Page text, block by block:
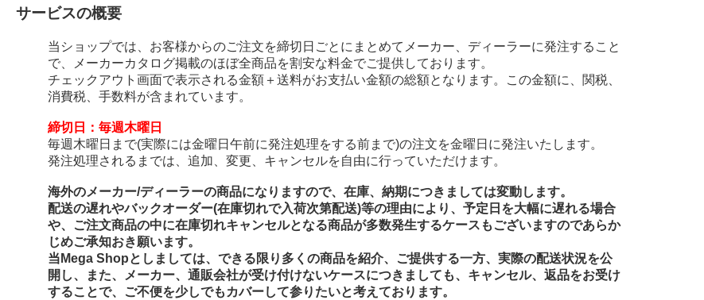
サービスの概要
当ショップでは、お客様からのご注文を締切日ごとにまとめてメーカー、ディーラーに発注すること
で、メーカーカタログ掲載のほぼ全商品を割安な料金でご提供しております。
チェックアウト画面で表示される金額＋送料がお支払い金額の総額となります。この金額に、関税、
消費税、手数料が含まれています。
締切日：毎週木曜日
毎週木曜日まで(実際には金曜日午前に発注処理をする前まで)の注文を金曜日に発注いたします。
発注処理されるまでは、追加、変更、キャンセルを自由に行っていただけます。
海外のメーカー/ディーラーの商品になりますので、在庫、納期につきましては変動します。
配送の遅れやバックオーダー(在庫切れで入荷次第配送)等の理由により、予定日を大幅に遅れる場合
や、ご注文商品の中に在庫切れキャンセルとなる商品が多数発生するケースもございますのであらか
じめご承知おき願います。
当Mega Shopとしましては、できる限り多くの商品を紹介、ご提供する一方、実際の配送状況を公
開し、また、メーカー、通販会社が受け付けないケースにつきましても、キャンセル、返品をお受け
することで、ご不便を少しでもカバーして参りたいと考えております。